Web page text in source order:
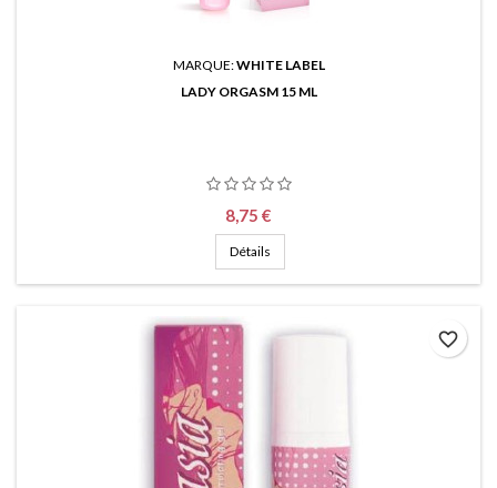
MARQUE:WHITE LABEL
LADY ORGASM 15 ML
Prix
8,75 €
Détails
favorite_border